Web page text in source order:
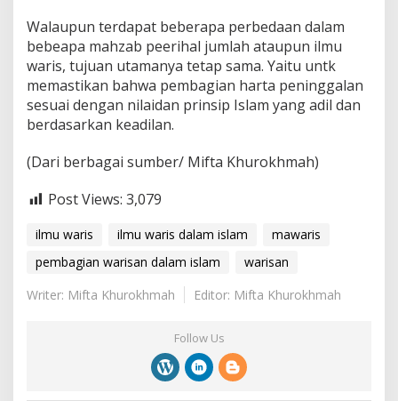
Walaupun terdapat beberapa perbedaan dalam
bebeapa mahzab peerihal jumlah ataupun ilmu
waris, tujuan utamanya tetap sama. Yaitu untk
memastikan bahwa pembagian harta peninggalan
sesuai dengan nilaidan prinsip Islam yang adil dan
berdasarkan keadilan.
(Dari berbagai sumber/ Mifta Khurokhmah)
Post Views: 3,079
ilmu waris ilmu waris dalam islam
mawaris
pembagian warisan dalam islam
warisan
Writer: Mifta Khurokhmah
Editor: Mifta Khurokhmah
Follow Us